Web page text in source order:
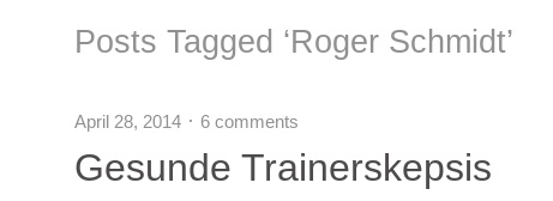
Posts Tagged ‘Roger Schmidt’
April 28, 2014 6 comments
Gesunde Trainerskepsis